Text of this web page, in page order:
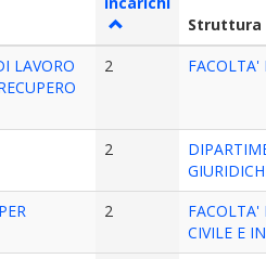
Struttura
LAVORO
2
2
2
FACOLTA'
CIVILE E